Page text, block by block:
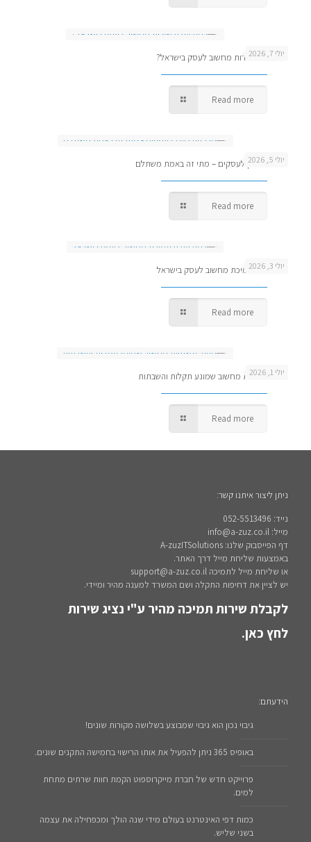
יולי 7, 2026
כמה עולה שירות מחשוב לעסק בישראל?
Read more
יולי 5, 2026
מרכזיה בענן לעסקים – מתי זה באמת משתלם
Read more
יולי 3, 2026
כמה עולה תמיכת מחשוב לעסק בישראל
Read more
יולי 1, 2026
ניהול תשתיות מחשוב שמונע תקלות והשבתות
Read more
ניתן ליצור איתנו קשר:
נייד: 052-5513496
מייל: info@a-zuz.co.il
דף הפייסבוק שלנו: A-zuzITSolutions
באמצעות שליחת מייל דרך האתר.
או שליחת מייל לתמיכה support@a-zuz.co.il
יש לציין את דחיפות התקלה ושם המשרד למענה מהיר ומיידי.
לקבלת שירות תמיכה מהיר ע"י נציג שירות
לחץ כאן.
הידעתם:
גיבוי נכון הוא גיבוי שמבוצע בשלושה מקורות שונים!
באופיס 365 ניתן להפעיל את אותו הרישוי בחמישה התקנים שונים.
פרוייקט חדש של חברת מייקרוספוט הקמת חוות שרתים מתחת
למים.
כמות דפי האינטרנט בעולם מידי שנה הולך ומכפחילה את עצמה
בשני שליש.